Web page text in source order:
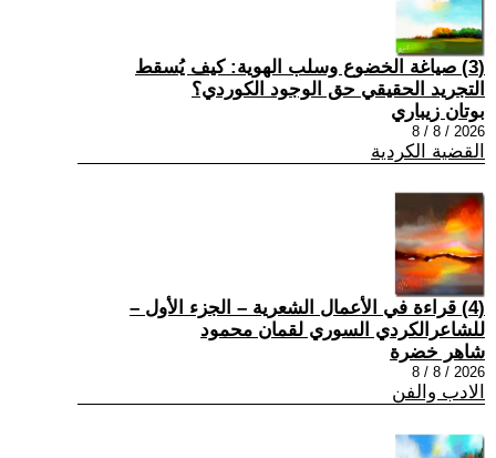
(3) صياغة الخضوع وسلب الهوية: كيف يُسقط
التجريد الحقيقي حق الوجود الكوردي؟
بوتان زيباري
2026 / 8 / 8
القضية الكردية
(4) قراءة في الأعمال الشعرية – الجزء الأول –
للشاعرالكردي السوري لقمان محمود
شاهر خضرة
2026 / 8 / 8
الادب والفن